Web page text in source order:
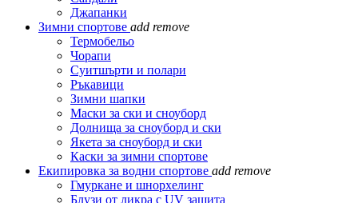
Джапанки
Зимни спортове add remove
Термобельо
Чорапи
Суитшърти и полари
Ръкавици
Зимни шапки
Маски за ски и сноуборд
Долнища за сноуборд и ски
Якета за сноуборд и ски
Каски за зимни спортове
Екипировка за водни спортове add remove
Гмуркане и шнорхелинг
Блузи от ликра с UV защита